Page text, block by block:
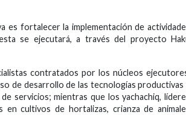
es fortalecer la implementación de
se ejecutará, a través del proyecto
contratados por los núcleos
de desarrollo de las tecnologías productivas
servicios; mientras que los yachachiq,
cultivos de hortalizas, crianza de